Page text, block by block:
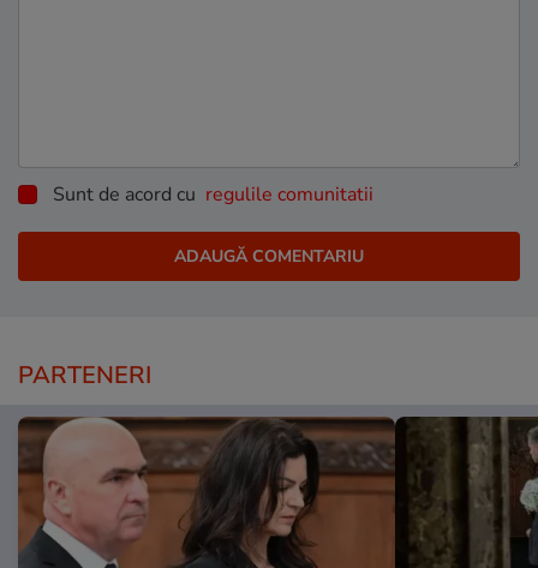
Sunt de acord cu regulile comunitatii
PARTENERI